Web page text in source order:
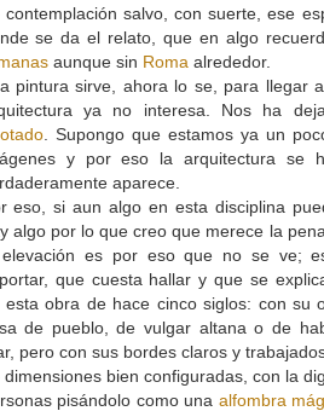
contemplación salvo, con suerte, ese
se da el relato, que en algo
aunque sin Roma alrededor.
pintura sirve, ahora lo se, para llegar
ya no interesa. Nos ha
. Supongo que estamos ya un
y por eso la arquitectura se
aparece.
eso, si aun algo en esta disciplina
algo por lo que creo que merece la
es por eso que no se ve;
que cuesta hallar y que se
esta obra de hace cinco siglos: con su
de pueblo, de vulgar altana o de
pero con sus bordes claros y
dimensiones bien configuradas, con la
pisándolo como una alfombra